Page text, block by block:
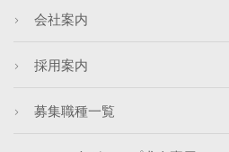
会社案内
採用案内
募集職種一覧